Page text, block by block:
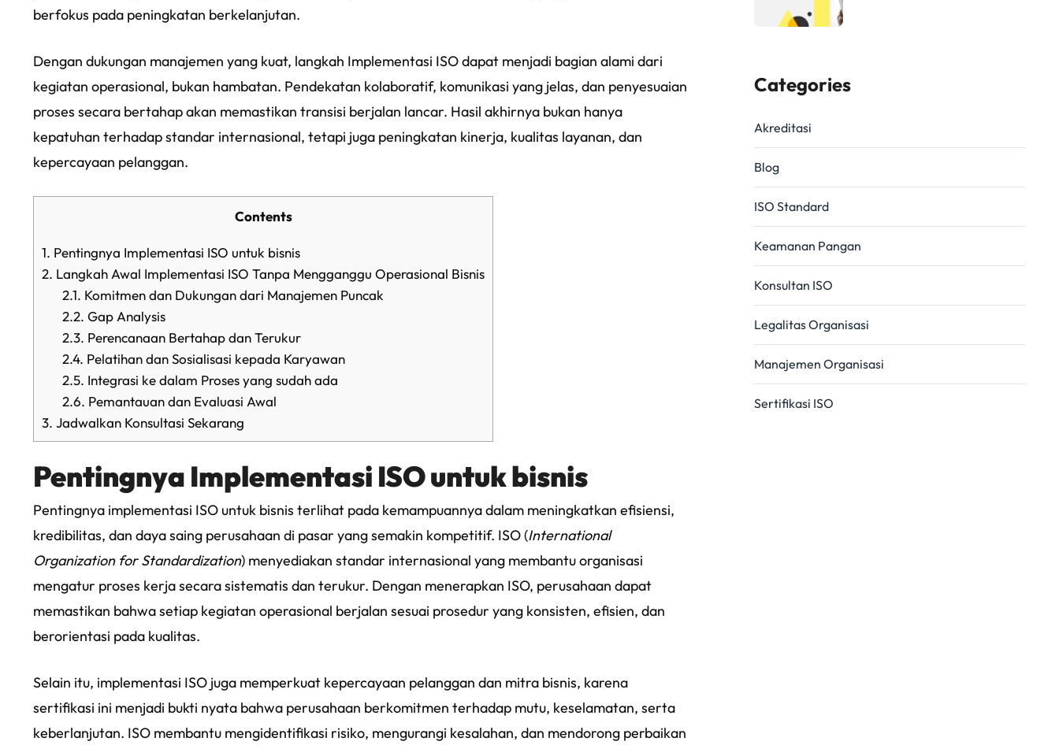
berfokus pada peningkatan berkelanjutan.
Dengan dukungan manajemen yang kuat, langkah Implementasi ISO dapat menjadi bagian alami dari
kegiatan operasional, bukan hambatan. Pendekatan kolaboratif, komunikasi yang jelas, dan penyesuaian
proses secara bertahap akan memastikan transisi berjalan lancar. Hasil akhirnya bukan hanya
kepatuhan terhadap standar internasional, tetapi juga peningkatan kinerja, kualitas layanan, dan
kepercayaan pelanggan.
Contents
1. Pentingnya Implementasi ISO untuk bisnis
2. Langkah Awal Implementasi ISO Tanpa Mengganggu Operasional Bisnis
2.1. Komitmen dan Dukungan dari Manajemen Puncak
2.2. Gap Analysis
2.3. Perencanaan Bertahap dan Terukur
2.4. Pelatihan dan Sosialisasi kepada Karyawan
2.5. Integrasi ke dalam Proses yang sudah ada
2.6. Pemantauan dan Evaluasi Awal
3. Jadwalkan Konsultasi Sekarang
Pentingnya Implementasi ISO untuk bisnis
Pentingnya implementasi ISO untuk bisnis terlihat pada kemampuannya dalam meningkatkan efisiensi,
kredibilitas, dan daya saing perusahaan di pasar yang semakin kompetitif. ISO (International
Organization for Standardization) menyediakan standar internasional yang membantu organisasi
mengatur proses kerja secara sistematis dan terukur. Dengan menerapkan ISO, perusahaan dapat
memastikan bahwa setiap kegiatan operasional berjalan sesuai prosedur yang konsisten, efisien, dan
berorientasi pada kualitas.
Selain itu, implementasi ISO juga memperkuat kepercayaan pelanggan dan mitra bisnis, karena
sertifikasi ini menjadi bukti nyata bahwa perusahaan berkomitmen terhadap mutu, keselamatan, serta
keberlanjutan. ISO membantu mengidentifikasi risiko, mengurangi kesalahan, dan mendorong perbaikan
Categories
Akreditasi
Blog
ISO Standard
Keamanan Pangan
Konsultan ISO
Legalitas Organisasi
Manajemen Organisasi
Sertifikasi ISO